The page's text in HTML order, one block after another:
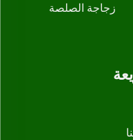
زجاجة الصلصة